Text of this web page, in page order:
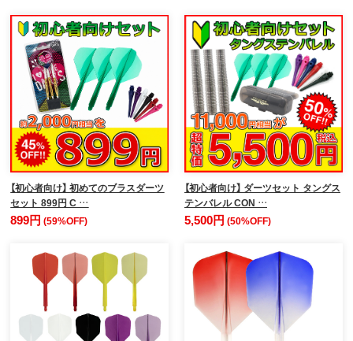
【初心者向け】 初めてのブラスダーツ
セット 899円 C …
899円(59%OFF)
【初心者向け】 ダーツセット タングス
テンバレル CON …
5,500円 (50%OFF)